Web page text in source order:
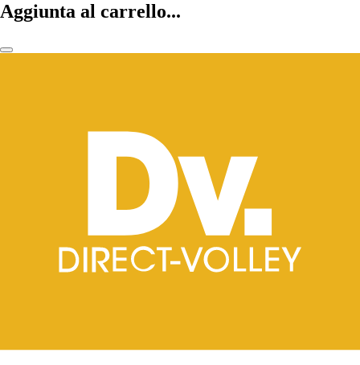
Aggiunta al carrello...